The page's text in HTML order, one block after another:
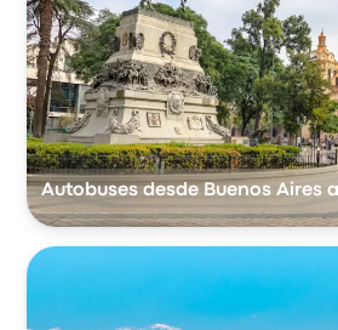
Autobuses desde Buenos Aires